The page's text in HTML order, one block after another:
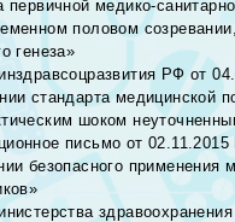
первичной медико-
половом
генеза»
РФ от
стандарта медицинской
шоком
письмо от
безопасного применения